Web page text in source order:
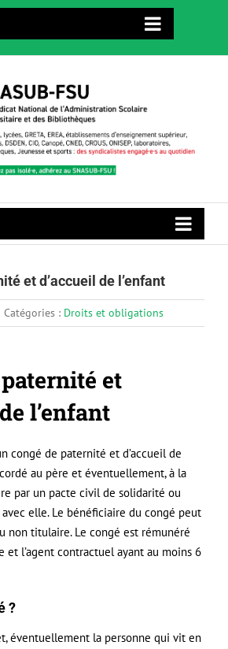
et d’accueil de l’enfant
Catégories : Droits et obligations
paternité et
l’enfant
congé de paternité et d’accueil de
au père et éventuellement, à la
par un pacte civil de solidarité ou
elle. Le bénéficiaire du congé peut
non titulaire. Le congé est rémunéré
et l’agent contractuel ayant au moins 6
?
éventuellement la personne qui vit en